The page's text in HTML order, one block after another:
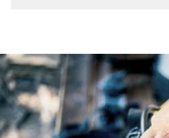
Aspects juridiques
Délégués à la sécurité et
Contact et conseil